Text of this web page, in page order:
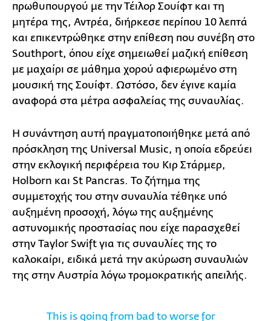
πρωθυπουργού με την Τέιλορ Σουίφτ και τη
μητέρα της, Αντρέα, διήρκεσε περίπου 10 λεπτά
και επικεντρώθηκε στην επίθεση που συνέβη στο
Southport, όπου είχε σημειωθεί μαζική επίθεση
με μαχαίρι σε μάθημα χορού αφιερωμένο στη
μουσική της Σουίφτ. Ωστόσο, δεν έγινε καμία
αναφορά στα μέτρα ασφαλείας της συναυλίας.
Η συνάντηση αυτή πραγματοποιήθηκε μετά από
πρόσκληση της Universal Music, η οποία εδρεύει
στην εκλογική περιφέρεια του Κιρ Στάρμερ,
Holborn και St Pancras. Το ζήτημα της
συμμετοχής του στην συναυλία τέθηκε υπό
αυξημένη προσοχή, λόγω της αυξημένης
αστυνομικής προστασίας που είχε παρασχεθεί
στην Taylor Swift για τις συναυλίες της το
καλοκαίρι, ειδικά μετά την ακύρωση συναυλιών
της στην Αυστρία λόγω τρομοκρατικής απειλής.
This is going from bad to worse for